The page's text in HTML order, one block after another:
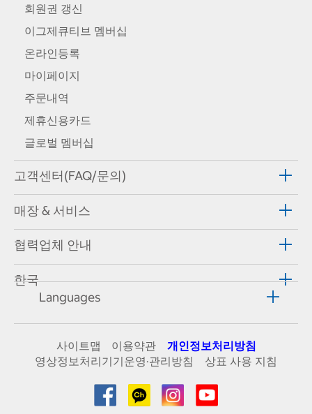
회원권 갱신
이그제큐티브 멤버십
온라인등록
마이페이지
주문내역
제휴신용카드
글로벌 멤버십
고객센터(FAQ/문의)
매장 & 서비스
협력업체 안내
한국
Languages
사이트맵 이용약관
개인정보처리방침
영상정보처리기기운영·관리방침
상표 사용 지침